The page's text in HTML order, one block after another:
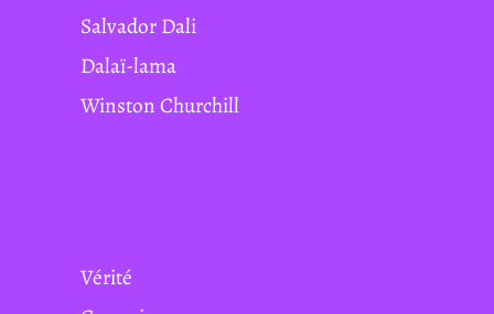
Salvador Dali
Dalaï-lama
Winston Churchill
Vérité